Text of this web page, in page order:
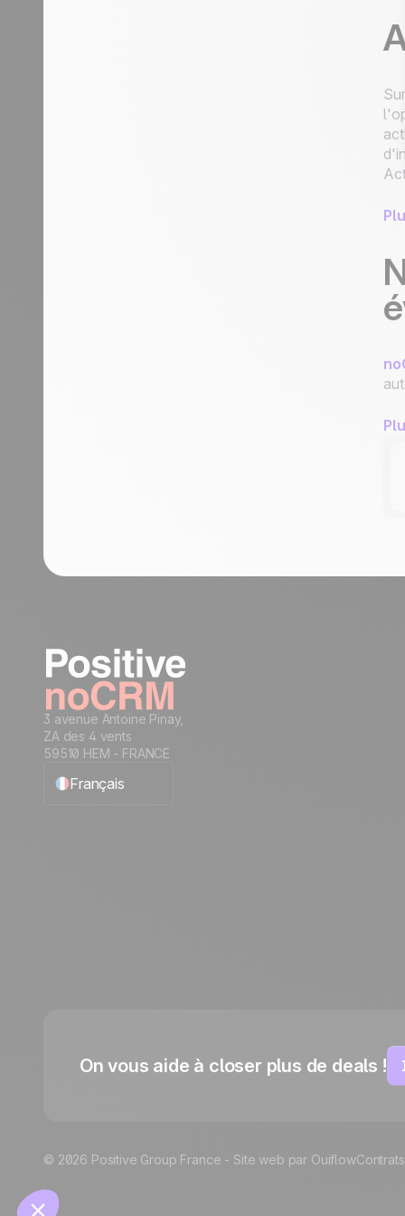
3 avenue Antoine Pinay,
ZA des 4 vents
59510 HEM - FRANCE
Français
On vous aide à closer plus de deals !
© 2026 Positive Group France - Site web par OuiflowContrats